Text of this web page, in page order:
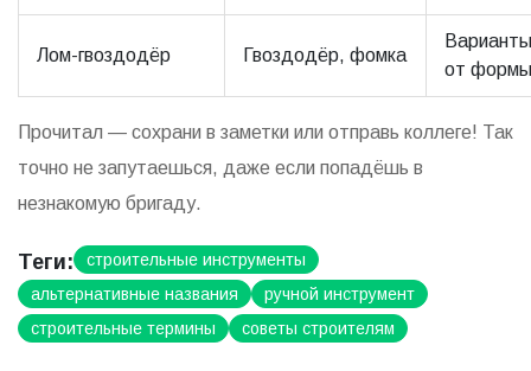
Лом-гвоздодёр Гвоздодёр, фомка
от формы
Прочитал — сохрани в заметки или отправь коллеге! Так
точно не запутаешься, даже если попадёшь в
незнакомую бригаду.
Теги:
строительные инструменты
альтернативные названия
ручной инструмент
строительные термины
советы строителям